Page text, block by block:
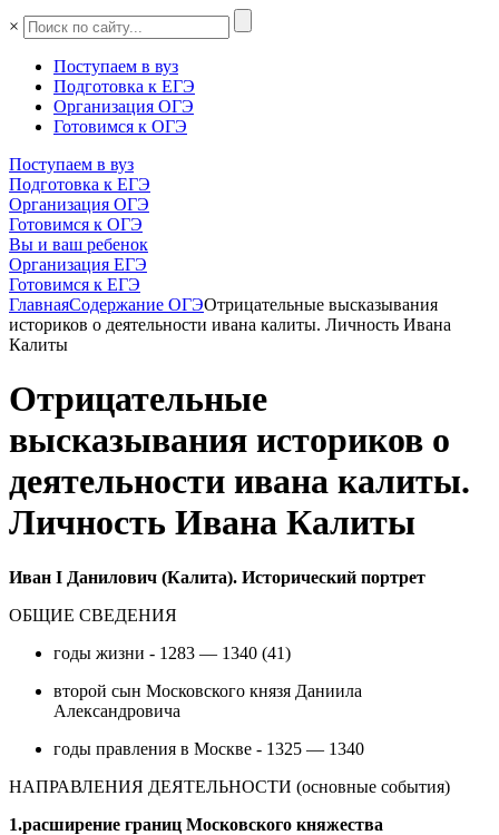
×
Поступаем в вуз
Подготовка к ЕГЭ
Организация ОГЭ
Готовимся к ОГЭ
Поступаем в вуз
Подготовка к ЕГЭ
Организация ОГЭ
Готовимся к ОГЭ
Вы и ваш ребенок
Организация ЕГЭ
Готовимся к ЕГЭ
ГлавнаяСодержание ОГЭОтрицательные высказывания
историков о деятельности ивана калиты. Личность Ивана
Калиты
Отрицательные
высказывания историков о
деятельности ивана калиты.
Личность Ивана Калиты
Иван I Данилович (Калита). Исторический портрет
ОБЩИЕ СВЕДЕНИЯ
годы жизни - 1283 — 1340 (41)
второй сын Московского князя Даниила
Александровича
годы правления в Москве - 1325 — 1340
НАПРАВЛЕНИЯ ДЕЯТЕЛЬНОСТИ (основные события)
1.расширение границ Московского княжества